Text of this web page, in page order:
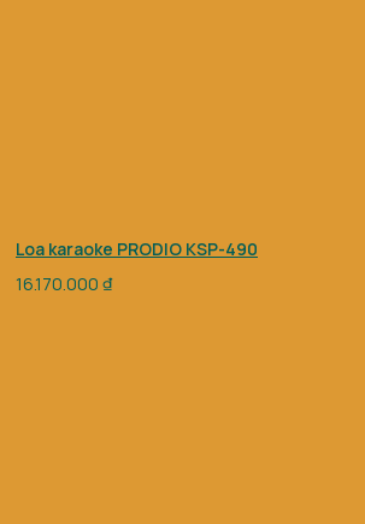
Loa karaoke PRODIO KSP-490
16.170.000 ₫